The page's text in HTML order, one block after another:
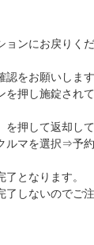
ョンにお戻りく
をお願いします
を押し施錠され
押して返却して
マを選択⇒予
となります。
しないのでご注